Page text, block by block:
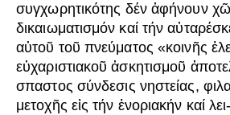
συγχωρητικότης δέν ἀφήνουν
δικαιωματισμόν καί τήν
αὐτοῦ τοῦ πνεύματος «κοινῆς
εὐχαριστιακοῦ ἀσκητισμοῦ
σπαστος σύνδεσις νηστείας,
μετοχῆς εἰς τήν ἐνοριακήν καί